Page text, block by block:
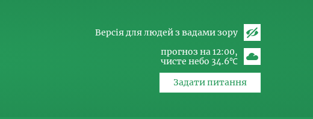
Версія для людей з вадами зору
прогноз на 12:00
чисте небо 34.6℃
Задати питання